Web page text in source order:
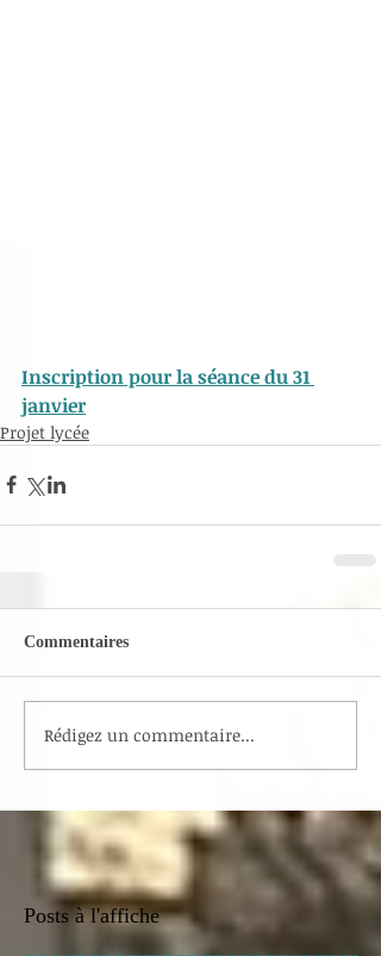
Inscription pour la séance du 31
janvier
Projet lycée
Commentaires
Rédigez un commentaire...
Posts à l'affiche